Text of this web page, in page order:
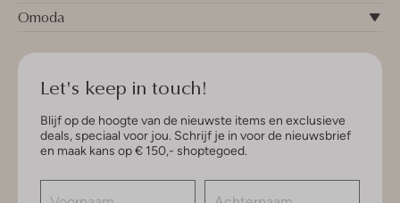
Omoda
Let's keep in touch!
Blijf op de hoogte van de nieuwste items en exclusieve
deals, speciaal voor jou. Schrijf je in voor de nieuwsbrief
en maak kans op € 150,- shoptegoed.